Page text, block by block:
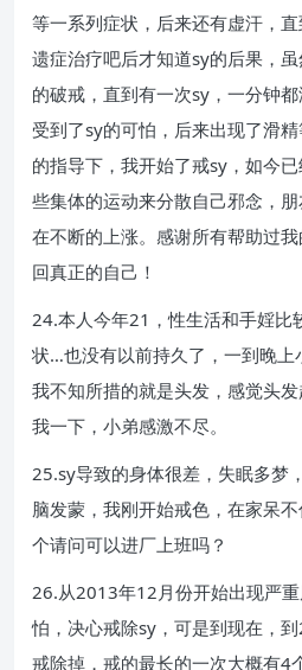
等一系列症状，后来还有虚汗，
遗症治疗吧后才知道sy的后果，
的破戒，直到有一次sy，一分钟
受到了sy的可怕，后来出现了滑
的指导下，我开始了戒sy，如今
些集体的运动来分散自己邪念，
在不断的上涨。感谢所有帮助过
回真正的自己！
24.本人今年21，性生活和手婬比
状…也没有以前持久了，一到晚
我不知所措的就是头发，感觉头
我一下，小弟感激不尽。
25.sy导致的身体很差，失眠多梦
脑发蒙，我刚开始戒色，在家呆
个请问可以进厂上班吗？
26.从2013年12月份开始出现严
怕，决心戒除sy，可是到现在，
戒除掉，戒的最长的一次大概有4